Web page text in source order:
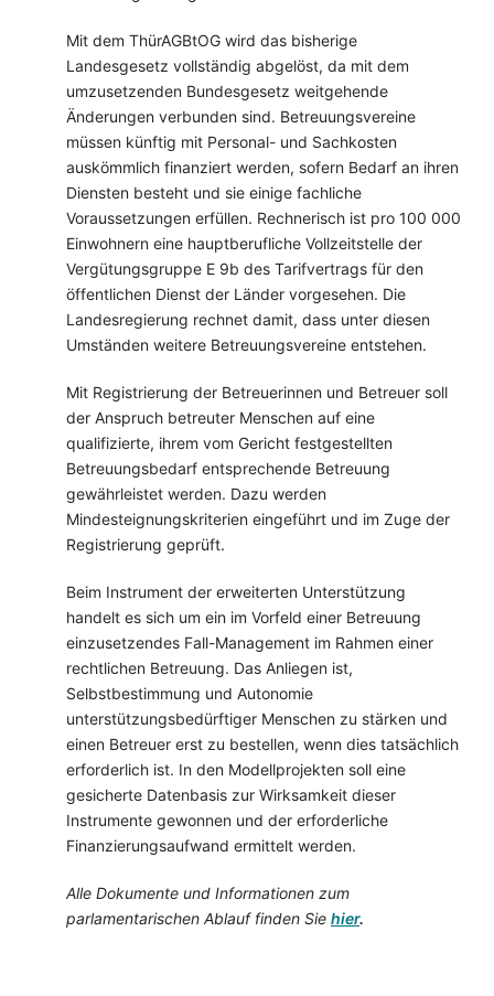
Mit dem ThürAGBtOG wird das bisherige
Landesgesetz vollständig abgelöst, da mit dem
umzusetzenden Bundesgesetz weitgehende
Änderungen verbunden sind. Betreuungsvereine
müssen künftig mit Personal- und Sachkosten
auskömmlich finanziert werden, sofern Bedarf an ihren
Diensten besteht und sie einige fachliche
Voraussetzungen erfüllen. Rechnerisch ist pro 100 000
Einwohnern eine hauptberufliche Vollzeitstelle der
Vergütungsgruppe E 9b des Tarifvertrags für den
öffentlichen Dienst der Länder vorgesehen. Die
Landesregierung rechnet damit, dass unter diesen
Umständen weitere Betreuungsvereine entstehen.
Mit Registrierung der Betreuerinnen und Betreuer soll
der Anspruch betreuter Menschen auf eine
qualifizierte, ihrem vom Gericht festgestellten
Betreuungsbedarf entsprechende Betreuung
gewährleistet werden. Dazu werden
Mindesteignungskriterien eingeführt und im Zuge der
Registrierung geprüft.
Beim Instrument der erweiterten Unterstützung
handelt es sich um ein im Vorfeld einer Betreuung
einzusetzendes Fall-Management im Rahmen einer
rechtlichen Betreuung. Das Anliegen ist,
Selbstbestimmung und Autonomie
unterstützungsbedürftiger Menschen zu stärken und
einen Betreuer erst zu bestellen, wenn dies tatsächlich
erforderlich ist. In den Modellprojekten soll eine
gesicherte Datenbasis zur Wirksamkeit dieser
Instrumente gewonnen und der erforderliche
Finanzierungsaufwand ermittelt werden.
Alle Dokumente und Informationen zum
parlamentarischen Ablauf finden Sie hier.